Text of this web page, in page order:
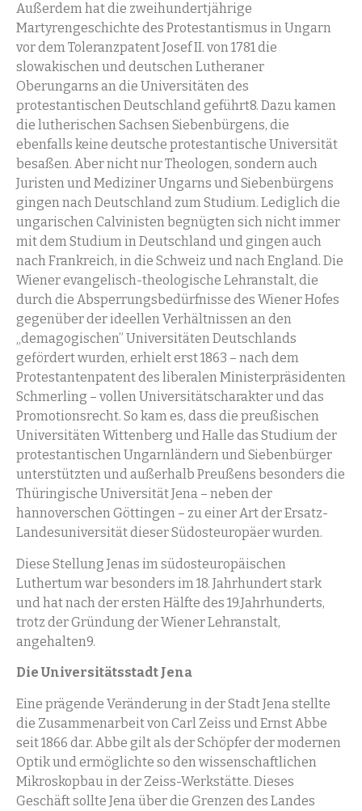
Außerdem hat die zweihundertjährige
Martyrengeschichte des Protestantismus in Ungarn
vor dem Toleranzpatent Josef II. von 1781 die
slowakischen und deutschen Lutheraner
Oberungarns an die Universitäten des
protestantischen Deutschland geführt8. Dazu kamen
die lutherischen Sachsen Siebenbürgens, die
ebenfalls keine deutsche protestantische Universität
besaßen. Aber nicht nur Theologen, sondern auch
Juristen und Mediziner Ungarns und Siebenbürgens
gingen nach Deutschland zum Studium. Lediglich die
ungarischen Calvinisten begnügten sich nicht immer
mit dem Studium in Deutschland und gingen auch
nach Frankreich, in die Schweiz und nach England. Die
Wiener evangelisch-theologische Lehranstalt, die
durch die Absperrungsbedürfnisse des Wiener Hofes
gegenüber der ideellen Verhältnissen an den
„demagogischen” Universitäten Deutschlands
gefördert wurden, erhielt erst 1863 – nach dem
Protestantenpatent des liberalen Ministerpräsidenten
Schmerling – vollen Universitätscharakter und das
Promotionsrecht. So kam es, dass die preußischen
Universitäten Wittenberg und Halle das Studium der
protestantischen Ungarnländern und Siebenbürger
unterstützten und außerhalb Preußens besonders die
Thüringische Universität Jena – neben der
hannoverschen Göttingen – zu einer Art der Ersatz-
Landesuniversität dieser Südosteuropäer wurden.
Diese Stellung Jenas im südosteuropäischen
Luthertum war besonders im 18. Jahrhundert stark
und hat nach der ersten Hälfte des 19.Jahrhunderts,
trotz der Gründung der Wiener Lehranstalt,
angehalten9.
Die Universitätsstadt Jena
Eine prägende Veränderung in der Stadt Jena stellte
die Zusammenarbeit von Carl Zeiss und Ernst Abbe
seit 1866 dar. Abbe gilt als der Schöpfer der modernen
Optik und ermöglichte so den wissenschaftlichen
Mikroskopbau in der Zeiss-Werkstätte. Dieses
Geschäft sollte Jena über die Grenzen des Landes